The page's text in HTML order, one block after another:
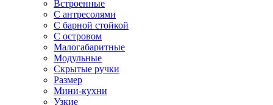
Встроенные
С антресолями
С барной стойкой
С островом
Малогабаритные
Модульные
Скрытые ручки
Размер
Мини-кухни
Узкие